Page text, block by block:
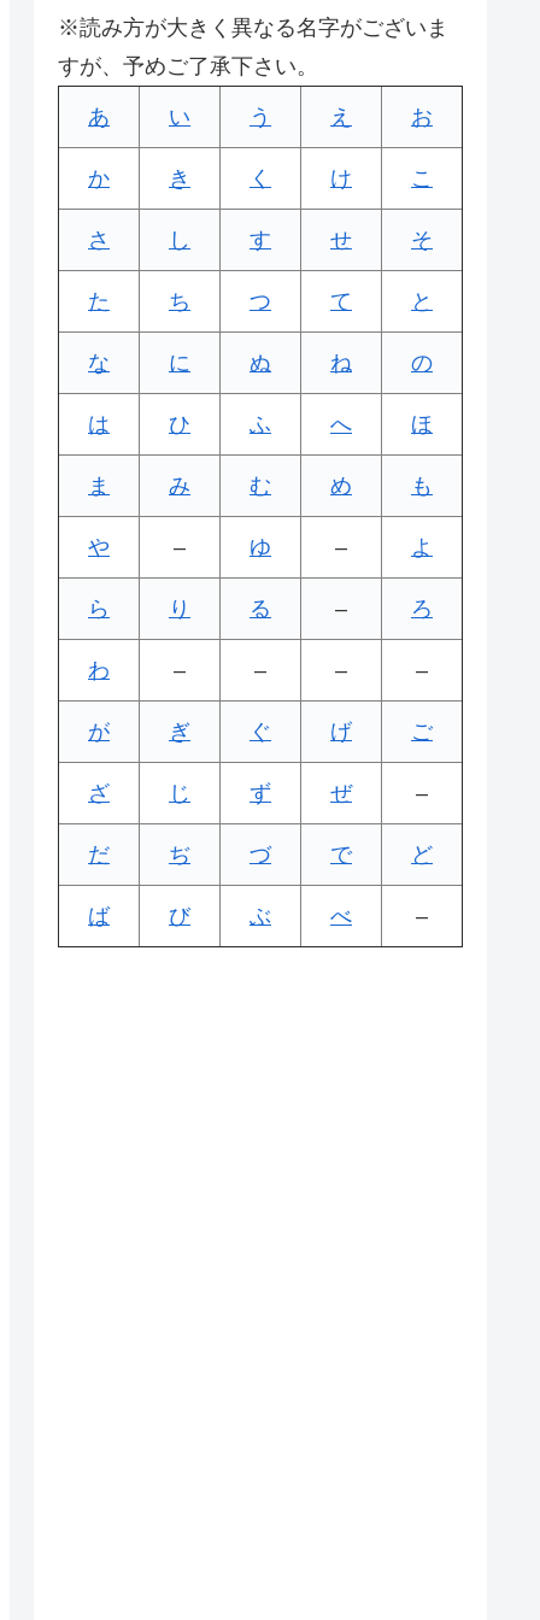
※読み方が大きく異なる名字がございま
すが、予めご了承下さい。
あ い う え お
か き く け こ
さ し す せ そ
た ち つ て と
な に ぬ ね の
は ひ ふ へ ほ
ま み む め も
や – ゆ – よ
ら り る – ろ
わ – – – –
が ぎ ぐ げ ご
ざ じ ず ぜ –
だ ぢ づ で ど
ば び ぶ べ –